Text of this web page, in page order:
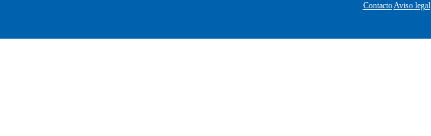
ContactoAviso legal